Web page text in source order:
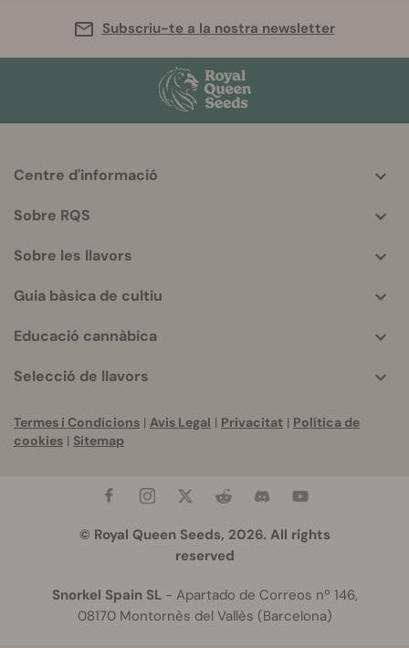
Subscriu-te a la nostra newsletter
info
Centre d'informació
Sobre RQS
Sobre les llavors
Guia bàsica de cultiu
Educació cannàbica
Selecció de llavors
Termes i Condicions | Avis Legal | Privacitat | Política de
cookies | Sitemap
© Royal Queen Seeds, 2026. All rights
reserved
Snorkel Spain SL- Apartado de Correos nº 146,
08170 Montornès del Vallès (Barcelona)